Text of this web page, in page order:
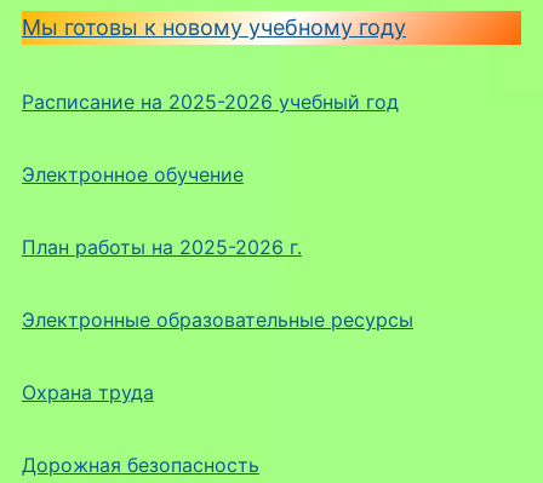
Мы готовы к новому учебному году
Расписание на 2025-2026 учебный год
Электронное обучение
План работы на 2025-2026 г.
Электронные образовательные ресурсы
Охрана труда
Дорожная безопасность